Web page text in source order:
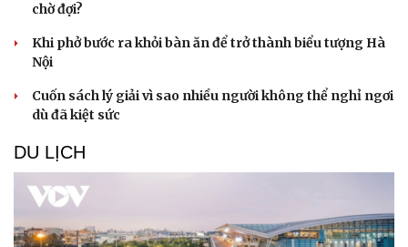
chờ đợi?
Khi phở bước ra khỏi bàn ăn để trở thành biểu tượng Hà
Nội
Cuốn sách lý giải vì sao nhiều người không thể nghỉ ngơi
dù đã kiệt sức
DU LỊCH